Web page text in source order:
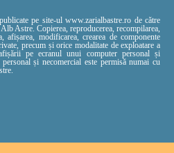
pe site-ul www.zarialbastre.ro de către
Astre. Copierea, reproducerea, recompilarea,
afișarea, modificarea, crearea de componente
precum și orice modalitate de exploatare a
pe ecranul unui computer personal și
și necomercial este permisă numai cu